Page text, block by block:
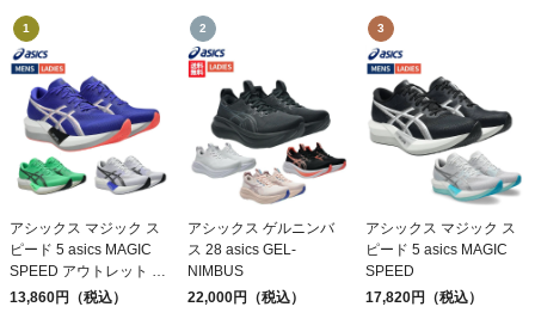
アシックス マジック ス
ピード 5 asics MAGIC
SPEED アウトレット セ
ール
13,860円（税込）
アシックス ゲルニンバ
ス 28 asics GEL-
NIMBUS
22,000円（税込）
アシックス マジック ス
ピード 5 asics MAGIC
SPEED
17,820円（税込）